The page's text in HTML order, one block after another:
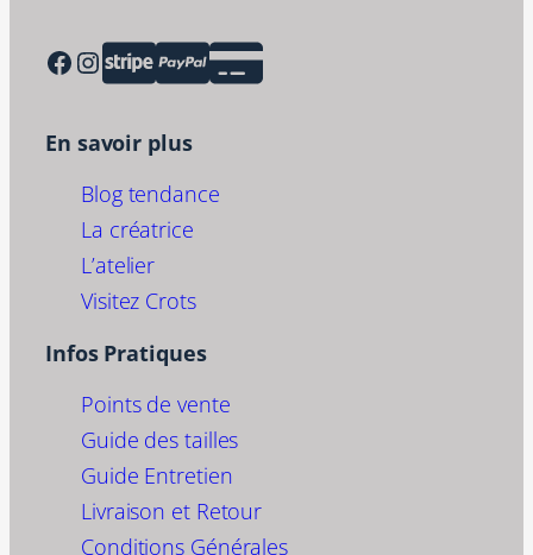
Facebook Instagram
En savoir plus
Blog tendance
La créatrice
L’atelier
Visitez Crots
Infos Pratiques
Points de vente
Guide des tailles
Guide Entretien
Livraison et Retour
Conditions Générales